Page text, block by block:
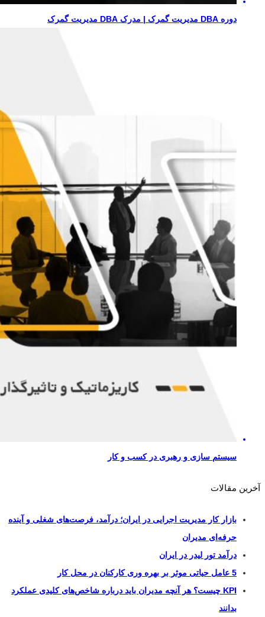
دوره DBA مدیریت گمرک | مدرک DBA مدیریت گمرک
سیستم سازی و رهبری در کسب و کار
آخرین مقالات
بازار کار مدیریت اجرایی در ایران؛ درآمد، فرصت‌های شغلی و آینده
حرفه‌ای مدیران
درآمد تور لیدر در ایران
5 عامل حیاتی موثر بر بهره وری کارکنان در محل کار
KPI چیست؟ هر آنچه مدیران باید درباره شاخص‌های کلیدی عملکرد
بدانند